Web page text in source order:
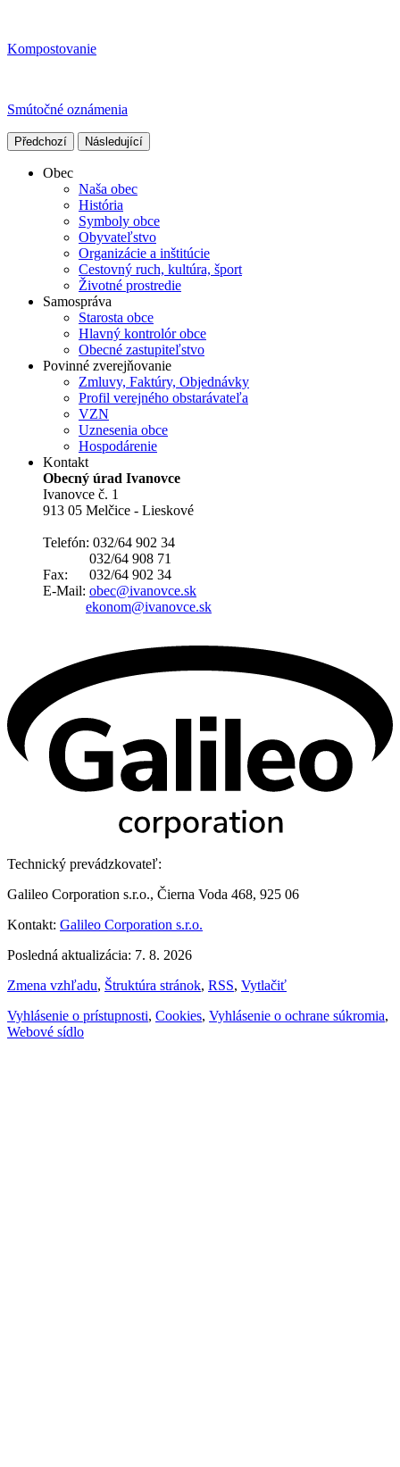
Kompostovanie
Smútočné oznámenia
Předchozí Následující
Obec
Naša obec
História
Symboly obce
Obyvateľstvo
Organizácie a inštitúcie
Cestovný ruch, kultúra, šport
Životné prostredie
Samospráva
Starosta obce
Hlavný kontrolór obce
Obecné zastupiteľstvo
Povinné zverejňovanie
Zmluvy, Faktúry, Objednávky
Profil verejného obstarávateľa
VZN
Uznesenia obce
Hospodárenie
Kontakt
Obecný úrad Ivanovce
Ivanovce č. 1
913 05 Melčice - Lieskové
Telefón: 032/64 902 34
032/64 908 71
Fax: 032/64 902 34
E-Mail: obec@ivanovce.sk
ekonom@ivanovce.sk
Technický prevádzkovateľ:
Galileo Corporation s.r.o., Čierna Voda 468, 925 06
Kontakt: Galileo Corporation s.r.o.
Posledná aktualizácia: 7. 8. 2026
Zmena vzhľadu, Štruktúra stránok, RSS, Vytlačiť
Vyhlásenie o prístupnosti, Cookies, Vyhlásenie o ochrane súkromia,
Webové sídlo